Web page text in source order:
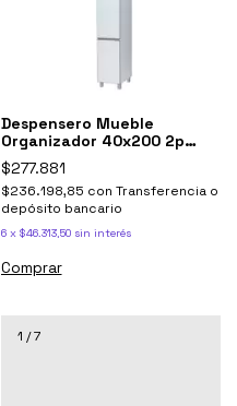
Despensero Mueble
Organizador 40x200 2p
Potenza Ricchezze
$277.881
$236.198,85 con Transferencia o
depósito bancario
6 x $46.313,50 sin interés
Comprar
1 /7